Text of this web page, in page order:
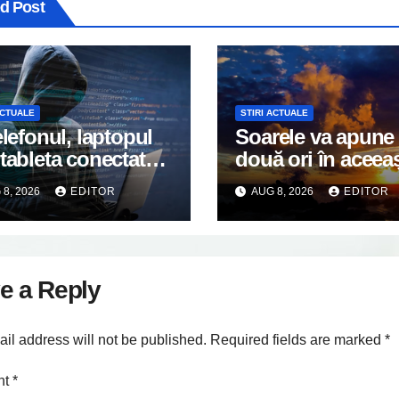
Post
laptopul
conectate
DNSC
asupra
risc pe care mulți
8, 2026 EDITOR
STIRI ACTUALE
Soarele va apune
două ori în
seară. Un
va întrerupe
unui sat din
AUG 8, 2026 EDITOR
a Reply
address will not be published. Required fields are marked *
*